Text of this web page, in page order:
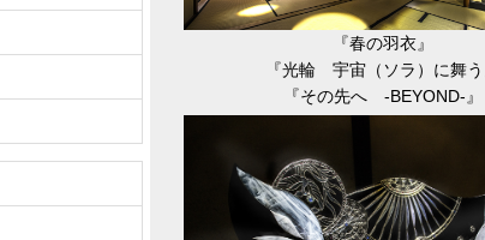
『春の羽衣』
『光輪 宇宙（ソラ）に舞う
『その先へ -BEYOND-』